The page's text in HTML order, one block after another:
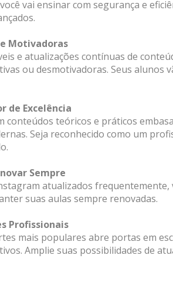
vai ensinar com segurança e
Motivadoras
e atualizações contínuas de
ou desmotivadoras. Seus alunos
de Excelência
conteúdos teóricos e práticos
Seja reconhecido como um
Sempre
atualizados frequentemente,
suas aulas sempre renovadas.
Profissionais
mais populares abre portas em
Amplie suas possibilidades de